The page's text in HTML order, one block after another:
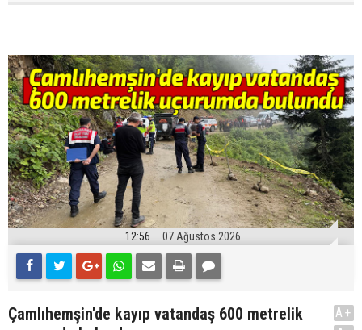
12:56 07 Ağustos 2026
Çamlıhemşin'de kayıp vatandaş 600 metrelik
A+